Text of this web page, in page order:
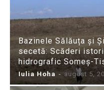
Bazinele Sălăuța și
secetă: Scăderi
hidrografic Someș-
Iulia Hoha - august 5,